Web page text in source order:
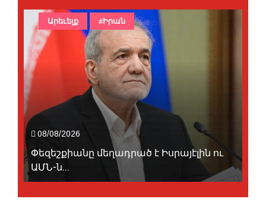
08/08/2026
Փեզեշքիանը մեղադրած է Իսրայէլին ու
ԱՄՆ-ն...
Արեւելք #Իրան